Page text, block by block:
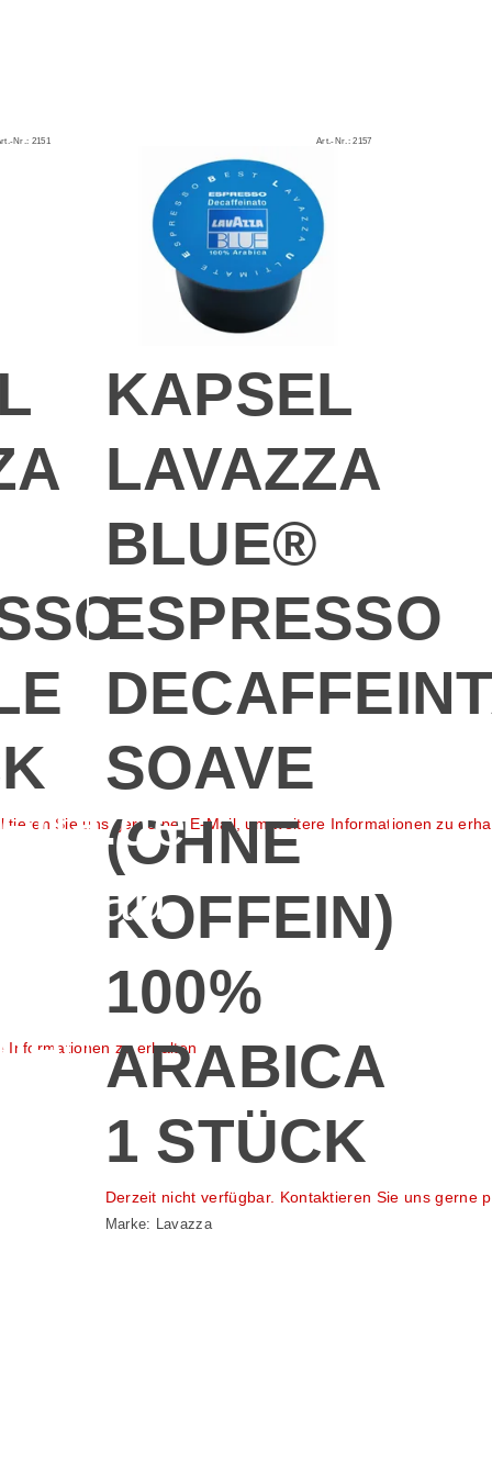
Informationen zu erhalten
Nr.: 2151
Sie uns gerne per E-Mail, um weitere Informationen zu
Sorgfältig
gemischte
Mischung aus
Art.-Nr.:2157
KAPSEL
LAVAZZA
BLUE®
ESPRESSO
SOAVE
(OHNE
KOFFEIN)
100%
ARABICA
1 STÜCK
Derzeit nicht verfügbar. Kontaktieren Sie uns gerne
Marke: Lavazza